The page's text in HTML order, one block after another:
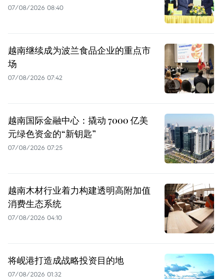
07/08/2026 08:40
越南继续成为波兰食品企业的重点市
场
07/08/2026 07:42
越南国际金融中心：撬动 7000 亿美
元绿色资金的“新钥匙”
07/08/2026 07:25
越南木材行业着力构建透明高附加值
消费生态系统
07/08/2026 04:10
将岘港打造成战略投资目的地
07/08/2026 01:32